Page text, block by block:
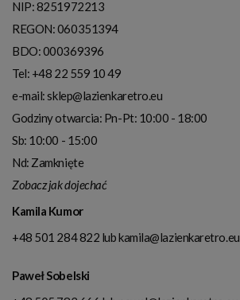
NIP:8251972213
REGON: 060351394
BDO: 000369396
Tel: +48 22 559 10 49
e-mail:sklep@lazienkaretro.eu
Godziny otwarcia: Pn-Pt: 10:00 - 18:00
Sb: 10:00 - 15:00
Nd: Zamknięte
Zobacz jak dojechać
Kamila Kumor
+48 501 284 822 lubkamila@lazienkaretro.eu
Paweł Sobelski